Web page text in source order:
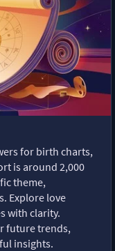
for birth charts,
is around 2,000
theme,
Explore love
with clarity.
future trends,
insights.